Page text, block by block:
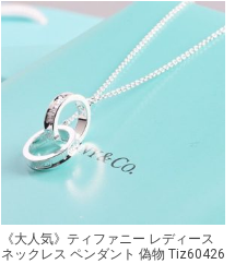
《大人気》ティファニー レディース
ネックレス ペンダント 偽物 Tiz60426